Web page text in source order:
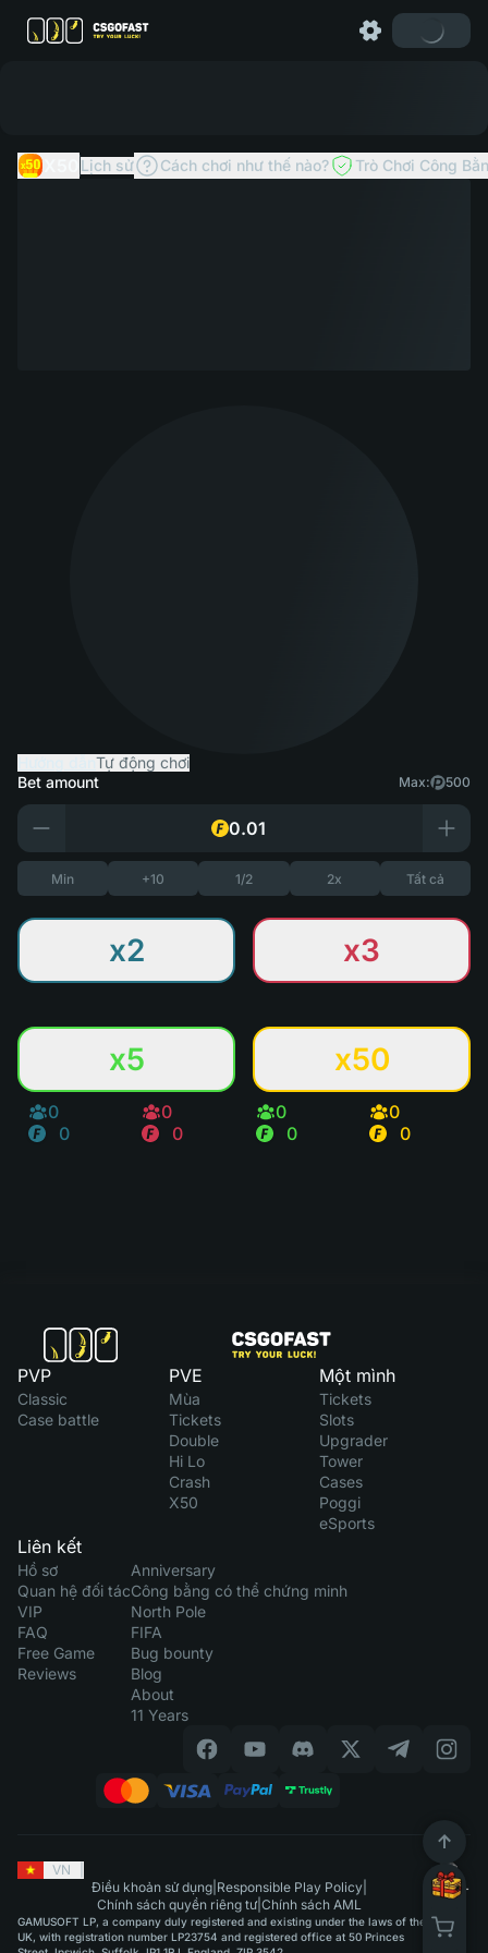
Lịch sử Cách chơi như thế nào? Trò Chơi Công
Tự động chơi
Bet amount
Max: 500
Min +10 1/2 2x Tất cả
x2 x3
x5 x50
0
0
0
0
0
0
0
0
PVP
Classic
Case battle
PVE
Mùa
Tickets
Double
Hi Lo
Crash
X50
Một mình
Tickets
Slots
Upgrader
Tower
Cases
Poggi
eSports
Liên kết
Hồ sơ
Quan hệ đối tác
VIP
FAQ
Free Game
Reviews
Anniversary
Công bằng có thể chứng minh
North Pole
FIFA
Bug bounty
Blog
About
11 Years
VN
Điều khoản sử dụng| Responsible Play Policy|
Chính sách quyền riêng tư| Chính sách AML
GAMUSOFT LP, a company duly registered and existing under the laws of the
UK, with registration number LP23754 and registered office at 50 Princes